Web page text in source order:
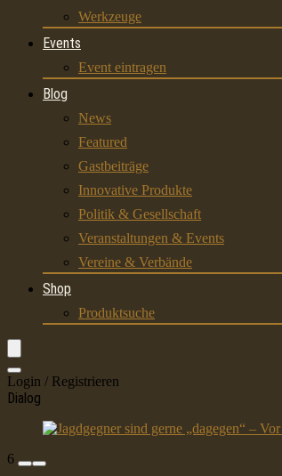
Werkzeuge
Events
Event eintragen
Blog
News
Featured
Gastbeiträge
Innovative Produkte
Politik & Gesellschaft
Veranstaltungen & Events
Vereine & Verbände
Shop
Produktsuche
Login / Registrieren
Dialog
6